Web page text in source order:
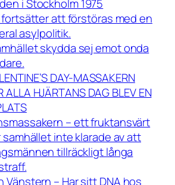
i Stockholm 1975
att förstöras med en
asylpolitik.
skydda sej emot onda
DAY-MASSAKERN
ALLA HJÄRTANS DAG BLEV EN
– ett fruktansvärt
inte klarade av att
tillräckligt långa
Vänstern – Har sitt DNA hos